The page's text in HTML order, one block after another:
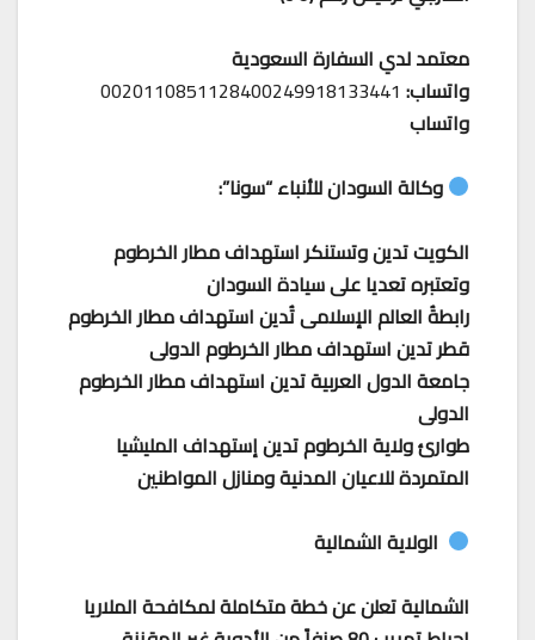
معتمد لدي السفارة السعودية
واتساب: 0020110851128400249918133441
واتساب
وكالة السودان للأنباء “سونا”:
الكويت تدين وتستنكر استهداف مطار الخرطوم
وتعتبره تعديا على سيادة السودان
رابطةُ العالم الإسلامى تُدين استهداف مطار الخرطوم
قطر تدين استهداف مطار الخرطوم الدولى
جامعة الدول العربية تدين استهداف مطار الخرطوم
الدولى
طوارئ ولاية الخرطوم تدين إستهداف المليشيا
المتمردة للاعيان المدنية ومنازل المواطنين
الولاية الشمالية
الشمالية تعلن عن خطة متكاملة لمكافحة الملاريا